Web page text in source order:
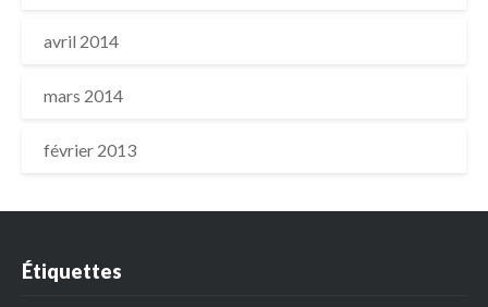
avril 2014
mars 2014
février 2013
Étiquettes